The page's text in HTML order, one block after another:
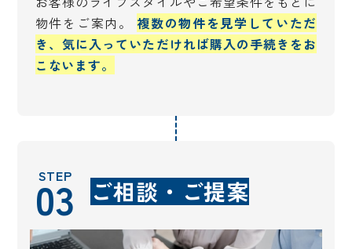
物件をご案内。複数の物件を見学していただ
き、気に入っていただければ購入の手続きをお
こないます。
STEP
03 ご相談・ご提案